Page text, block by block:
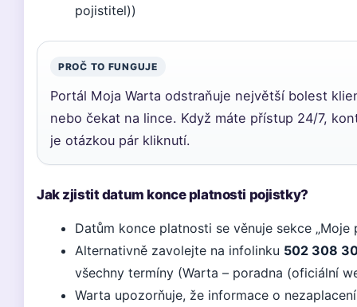
pojistitel))
PROČ TO FUNGUJE
Portál Moja Warta odstraňuje největší bolest
nebo čekat na lince. Když máte přístup 24/7,
je otázkou pár kliknutí.
Jak zjistit datum konce platnosti pojistky?
Datům konce platnosti se věnuje sekce
Alternativně zavolejte na infolinku 502 308
všechny termíny (Warta – poradna (oficiální
Warta upozorňuje, že informace o